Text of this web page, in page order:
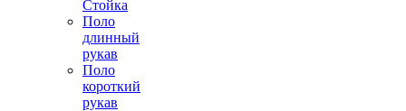
Стойка
Поло
длинный
рукав
Поло
короткий
рукав